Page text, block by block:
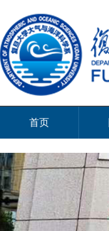
首页